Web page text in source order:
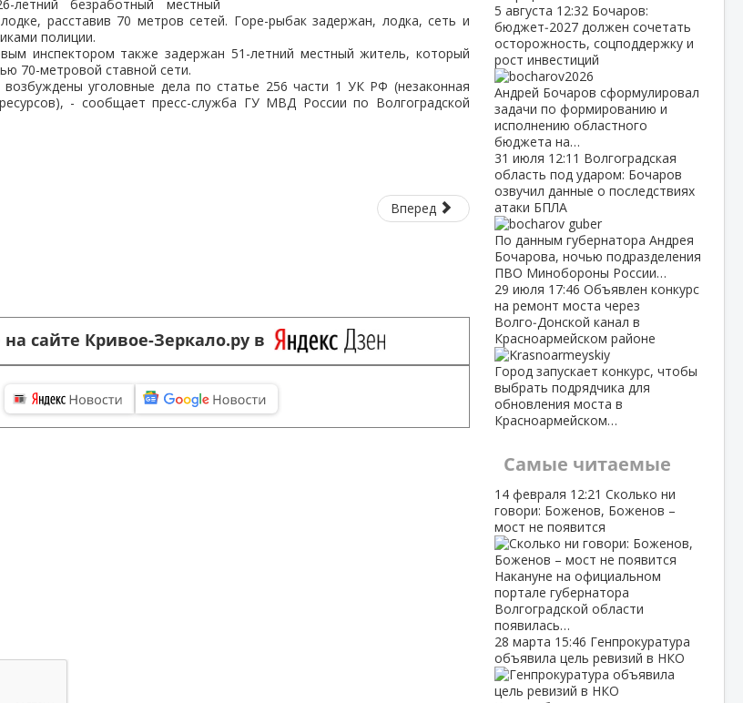
летний безработный местный
расставив 70 метров сетей. Горе-рыбак задержан, лодка, сеть и
полиции.
инспектором также задержан 51-летний местный житель, который
70-метровой ставной сети.
уголовные дела по статье 256 части 1 УК РФ (незаконная
- сообщает пресс-служба ГУ МВД России по Волгоградской
Вперед
сайте Кривое-Зеркало.ру в
5 августа 12:32 Бочаров:
бюджет‑2027 должен сочетать
осторожность, соцподдержку и
рост инвестиций
Андрей Бочаров сформулировал
задачи по формированию и
исполнению областного
бюджета на…
31 июля 12:11 Волгоградская
область под ударом: Бочаров
озвучил данные о последствиях
атаки БПЛА
По данным губернатора Андрея
Бочарова, ночью подразделения
ПВО Минобороны России…
29 июля 17:46 Объявлен конкурс
на ремонт моста через
Волго‑Донской канал в
Красноармейском районе
Город запускает конкурс, чтобы
выбрать подрядчика для
обновления моста в
Красноармейском…
Самые читаемые
14 февраля 12:21 Сколько ни
говори: Боженов, Боженов –
мост не появится
Накануне на официальном
портале губернатора
Волгоградской области
появилась…
28 марта 15:46 Генпрокуратура
объявила цель ревизий в НКО